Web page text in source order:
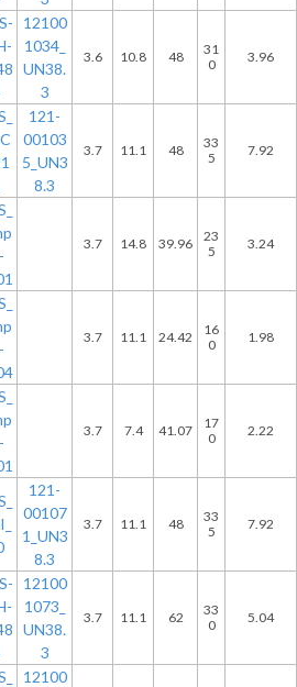
12100
1034_
UN38.
3
3.6 10.8 48
31
0
3.96
121-
00103
5_UN3
8.3
3.7 11.1 48
33
5
7.92
3.7 14.8 39.96
23
5
3.24
3.7 11.1 24.42
16
0
1.98
3.7 7.4 41.07
17
0
2.22
121-
00107
1_UN3
8.3
3.7 11.1 48
33
5
7.92
12100
1073_
UN38.
3
3.7 11.1 62
33
0
5.04
12100